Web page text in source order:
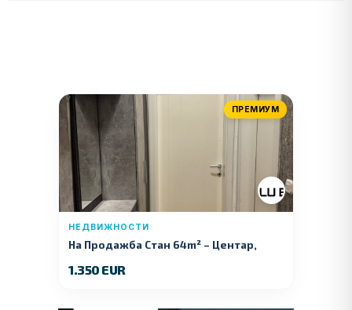
ПРЕМИУМ
НЕДВИЖНОСТИ
На Продажба Стан 64m² – Центар,
1.350 EUR